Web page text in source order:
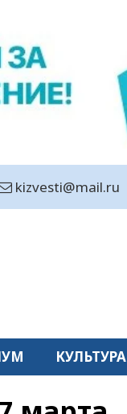
kizvesti@mail.ru
КУЛЬТУРА